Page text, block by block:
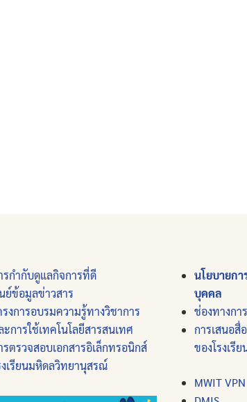
รกำกับดูแลกิจการที่ดี
ย์ข้อมูลข่าวสาร
รงการอบรมความรู้ทางวิชาการ
ะการใช้เทคโนโลยีสารสนเทศ
รตรวจสอบเอกสารอิเล็กทรอนิกส์
งเรียนมหิดลวิทยานุสรณ์
นโยบายก
บุคคล
ช่องทางกา
การเสนอ
ของโรงเรีย
MWIT VPN